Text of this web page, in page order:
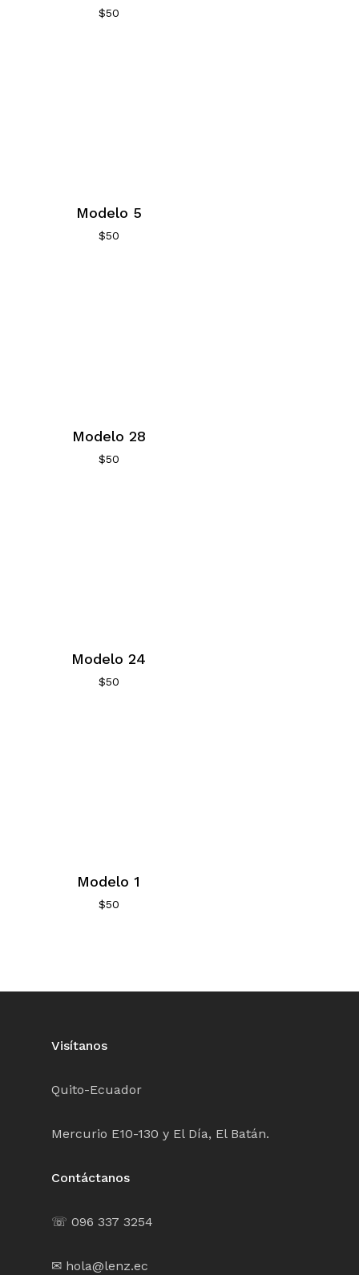
$50
Modelo 5
$50
Modelo 28
$50
Modelo 24
$50
Modelo 1
$50
Visítanos
Quito-Ecuador
Mercurio E10-130 y El Día, El Batán.
Contáctanos
☏ 096 337 3254
✉ hola@lenz.ec